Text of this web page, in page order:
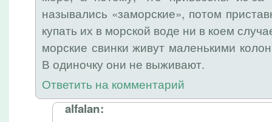
назывались «заморские», потом
купать их в морской воде ни в коем
морские свинки живут маленькими
В одиночку они не выживают.
Ответить на комментарий
alfalan: